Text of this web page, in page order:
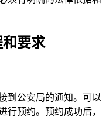
和要求
到公安局的通知。可以
行预约。预约成功后，